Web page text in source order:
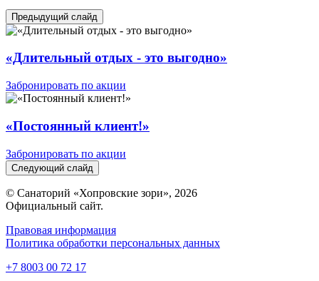
Предыдущий слайд
«Длительный отдых - это выгодно»
Забронировать по акции
«Постоянный клиент!»
Забронировать по акции
Следующий слайд
© Санаторий «Хопровские зори», 2026
Официальный сайт.
Правовая информация
Политика обработки персональных данных
+7 8003 00 72 17